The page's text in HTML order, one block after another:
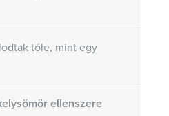
tőle, mint egy
ellenszere